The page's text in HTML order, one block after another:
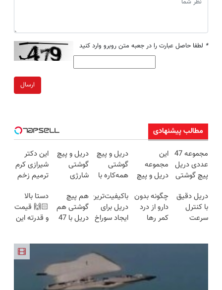
* لطفا حاصل عبارت را در جعبه متن روبرو وارد کنید
ارسال
مطالب پیشنهادی
مجموعه 47
عددی دریل
پیچ گوشتی
(تخفیف به
مدت
محدود)
این
مجموعه
دریل و پیچ
گارانتی و
نصف قیمت
بخر!😉
دریل و پیچ
گوشتی
همه‌کاره با
هوشمند ⚙️
(نصف
قیمت بازار
دریل و پیچ
گوشتی
شارژی
کنترل
سرعت ⚡
(همراه با
این دکتر
شیرازی کرم
ترمیم زخم
ساخت!!!
دریل دقیق
با کنترل
سرعت
چگونه بدون
دارو از درد
کمر رها
باکیفیت‌ترین
دریل برای
ایجاد سوراخ
هم پیچ
گوشتی هم
دریل با 47
بخرش!🔥
دستا بالا
🙌🏻 قیمت
و قدرته این